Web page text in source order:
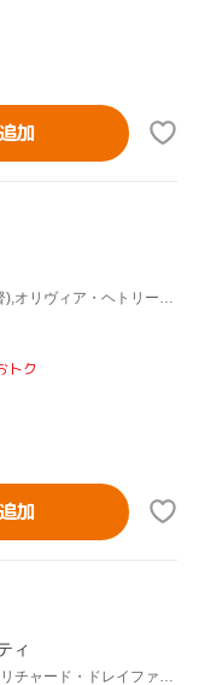
加
トク
加
ィ